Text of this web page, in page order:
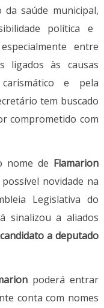
da saúde municipal,
política e
entre
ligados às causas
e pela
tem buscado
comprometido com
nome de Flamarion
novidade na
Legislativa do
sinalizou a aliados
a deputado
poderá entrar
conta com nomes